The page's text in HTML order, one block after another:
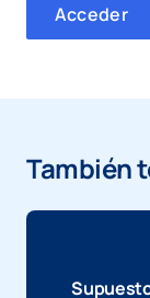
Acceder
También